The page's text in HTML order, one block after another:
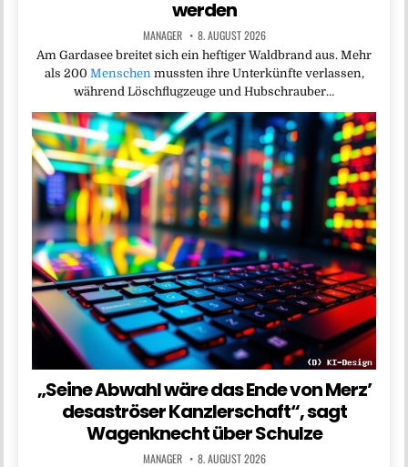
werden
MANAGER 8. AUGUST 2026
Am Gardasee breitet sich ein heftiger Waldbrand aus. Mehr
als 200 Menschen mussten ihre Unterkünfte verlassen,
während Löschflugzeuge und Hubschrauber…
„Seine Abwahl wäre das Ende von Merz’
desaströser Kanzlerschaft“, sagt
Wagenknecht über Schulze
MANAGER 8. AUGUST 2026